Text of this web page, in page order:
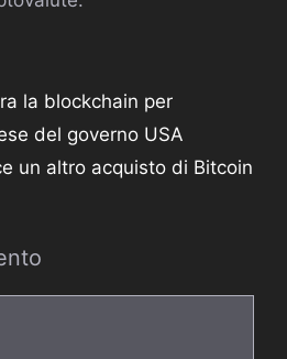
la blockchain per
del governo USA
un altro acquisto di Bitcoin